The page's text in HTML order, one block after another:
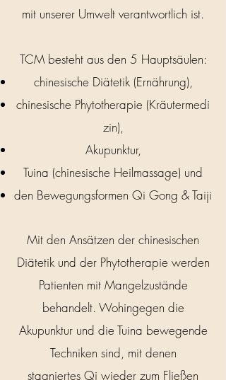
mit unserer Umwelt verantwortlich ist.
TCM besteht aus den 5 Hauptsäulen:
chinesische Diätetik (Ernährung),
chinesische Phytotherapie (Kräutermedi
zin),
Akupunktur,
Tuina (chinesische Heilmassage) und
den Bewegungsformen Qi Gong & Taiji
Mit den Ansätzen der chinesischen
Diätetik und der Phytotherapie werden
Patienten mit Mangelzustände
behandelt. Wohingegen die
Akupunktur und die Tuina bewegende
Techniken sind, mit denen
stagniertes Qi wieder zum Fließen